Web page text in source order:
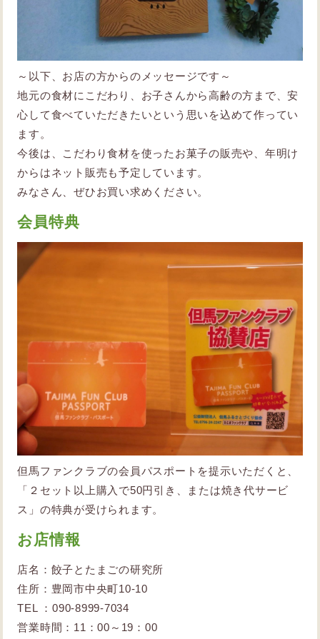
～以下、お店の方からのメッセージです～
地元の食材にこだわり、お子さんから高齢の方まで、安
心して食べていただきたいという思いを込めて作ってい
ます。
今後は、こだわり食材を使ったお菓子の販売や、年明け
からはネット販売も予定しています。
みなさん、ぜひお買い求めください。
会員特典
但馬ファンクラブの会員パスポートを提示いただくと、
「２セット以上購入で50円引き、または焼き代サービ
ス」の特典が受けられます。
お店情報
店名：餃子とたまごの研究所
住所：豊岡市中央町10-10
TEL ：090-8999-7034
営業時間：11：00～19：00